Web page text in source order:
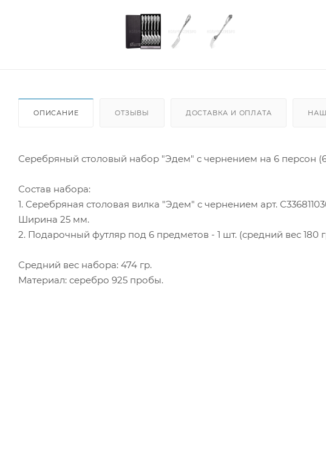
ОПИСАНИЕ ОТЗЫВЫ ДОСТАВКА И ОПЛАТА
Серебряный столовый набор "Эдем" с чернением на 6 персон
Состав набора:
1. Серебряная столовая вилка "Эдем" с чернением арт.
Ширина 25 мм.
2. Подарочный футляр под 6 предметов - 1 шт. (средний вес
Средний вес набора: 474 гр.
Материал: серебро 925 пробы.